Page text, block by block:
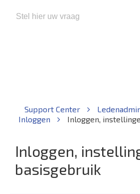
Support Center
Inloggen
Inloggen,
Inloggen,
basisgebruik